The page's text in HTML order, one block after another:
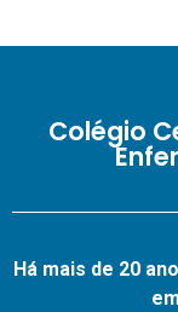
Colégio
Há mais de 20